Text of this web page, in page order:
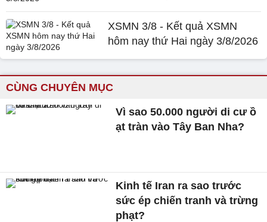
XSMN 3/8 - Kết quả XSMN
hôm nay thứ Hai ngày 3/8/2026
CÙNG CHUYÊN MỤC
Vì sao 50.000 người di cư ồ
ạt tràn vào Tây Ban Nha?
Kinh tế Iran ra sao trước
sức ép chiến tranh và trừng
phạt?